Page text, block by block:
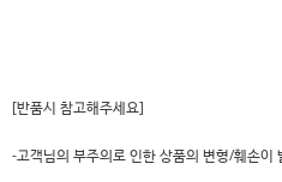
[반품시 참고해주세요]
-고객님의 부주의로 인한 상품의 변형/훼손이